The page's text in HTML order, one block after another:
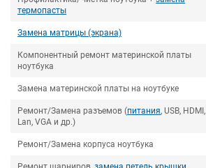
термопасты
Замена матрицы (экрана)
Компонентный ремонт материнской платы
ноутбука
Замена материнской платы на ноутбуке
Ремонт/Замена разъемов (питания, USB, HDMI,
Lan, VGA и др.)
Ремонт/Замена корпуса ноутбука